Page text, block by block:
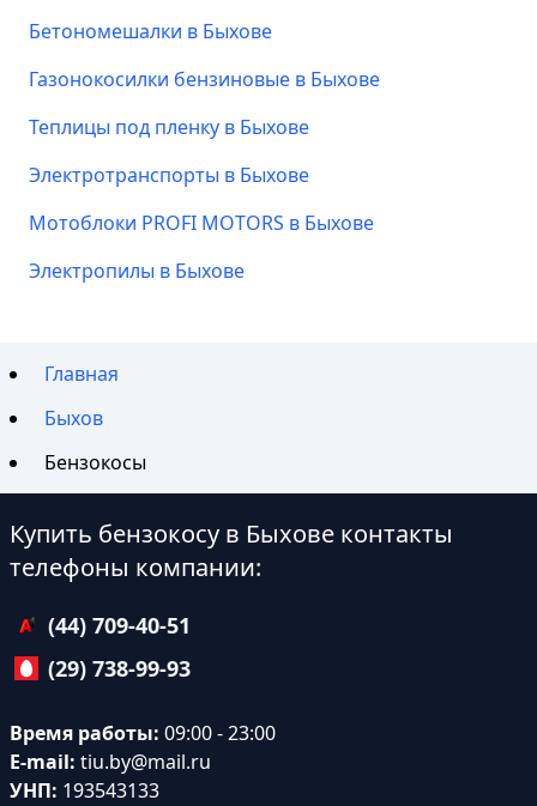
Бетономешалки в Быхове
Газонокосилки бензиновые в Быхове
Теплицы под пленку в Быхове
Электротранспорты в Быхове
Мотоблоки PROFI MOTORS в Быхове
Электропилы в Быхове
Главная
Быхов
Бензокосы
Купить бензокосу в Быхове контакты
телефоны компании:
(44) 709-40-51
(29) 738-99-93
Время работы: 09:00 - 23:00
E-mail: tiu.by@mail.ru
УНП: 193543133